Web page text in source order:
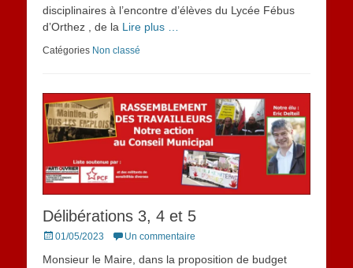
disciplinaires à l’encontre d’élèves du Lycée Fébus
d’Orthez , de la Lire plus …
Catégories Non classé
Délibérations 3, 4 et 5
Posted
01/05/2023 Un commentaire
Monsieur le Maire, dans la proposition de budget